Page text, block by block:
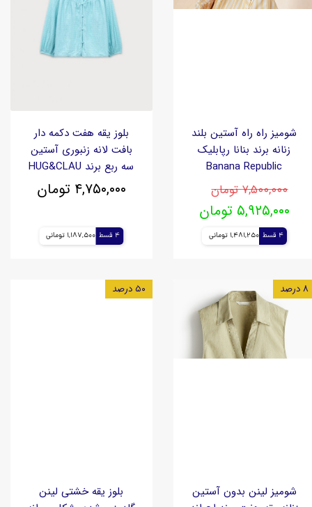
شومیز راه راه آستین بلند
زنانه برند بنانا رپابلیک
Banana Republic
۷,۵۰۰,۰۰۰ تومان
۵,۹۲۵,۰۰۰ تومان
4 قسط 1,481,250 تومانی
بلوز یقه هفت دکمه دار
بافت لانه زنبوری آستین
سه ربع برند HUG&CLAU
۴,۷۵۰,۰۰۰ تومان
4 قسط 1,187,500 تومانی
شومیز لینن بدون آستین
۸ درصد
بلوز یقه خشتی لینن
۵۰ درصد